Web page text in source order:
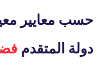
حسب معايير
دولة المتقدم